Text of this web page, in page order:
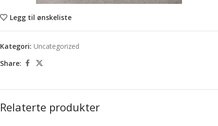
Legg til ønskeliste
Kategori: Uncategorized
Share:
Relaterte produkter